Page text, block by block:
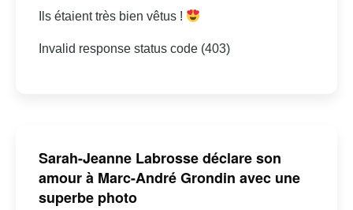
Ils étaient très bien vêtus !
Invalid response status code (403)
Sarah-Jeanne Labrosse déclare son
amour à Marc-André Grondin avec une
superbe photo